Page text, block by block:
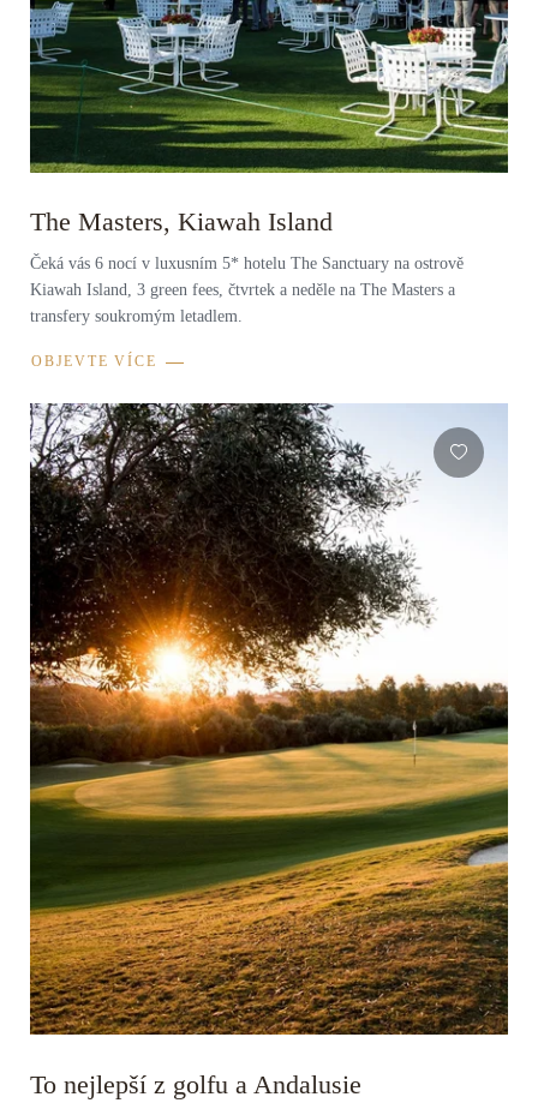
The Masters, Kiawah Island
Čeká vás 6 nocí v luxusním 5* hotelu The Sanctuary na ostrově
Kiawah Island, 3 green fees, čtvrtek a neděle na The Masters a
transfery soukromým letadlem.
OBJEVTE VÍCE
To nejlepší z golfu a Andalusie